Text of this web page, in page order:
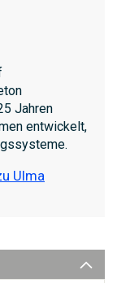
Jahren
entwickelt,
Ulma